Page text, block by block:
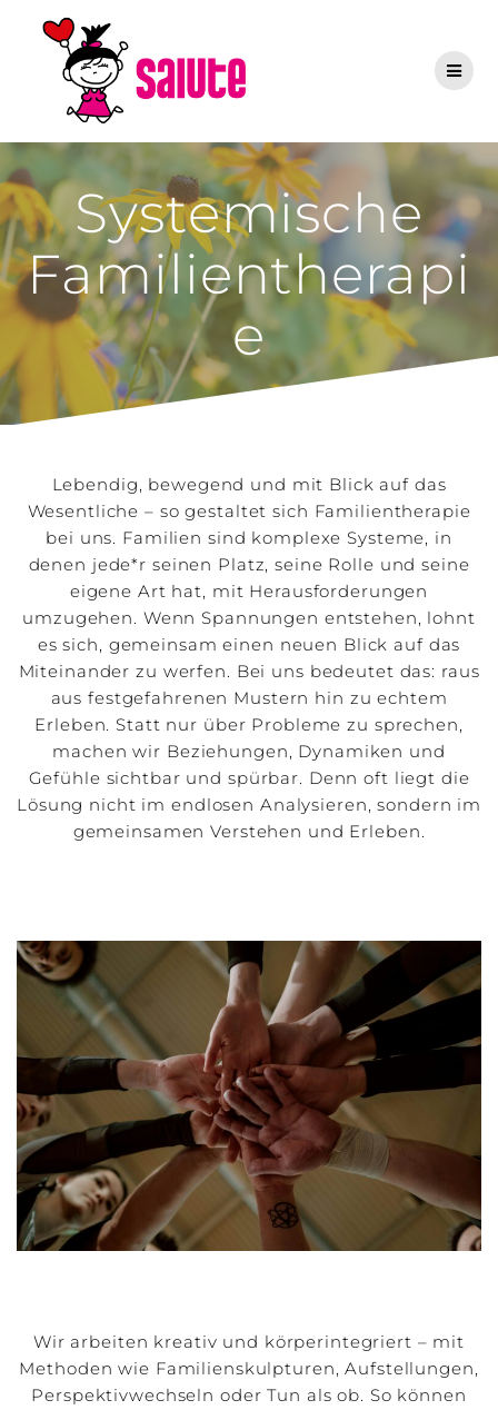
Systemische
Familientherapi
e
Lebendig, bewegend und mit Blick auf das
Wesentliche – so gestaltet sich Familientherapie
bei uns. Familien sind komplexe Systeme, in
denen jede*r seinen Platz, seine Rolle und seine
eigene Art hat, mit Herausforderungen
umzugehen. Wenn Spannungen entstehen, lohnt
es sich, gemeinsam einen neuen Blick auf das
Miteinander zu werfen. Bei uns bedeutet das: raus
aus festgefahrenen Mustern hin zu echtem
Erleben. Statt nur über Probleme zu sprechen,
machen wir Beziehungen, Dynamiken und
Gefühle sichtbar und spürbar. Denn oft liegt die
Lösung nicht im endlosen Analysieren, sondern im
gemeinsamen Verstehen und Erleben.
Wir arbeiten kreativ und körperintegriert – mit
Methoden wie Familienskulpturen, Aufstellungen,
Perspektivwechseln oder Tun als ob. So können